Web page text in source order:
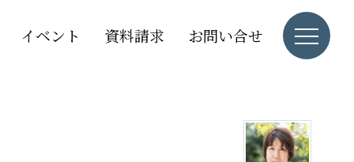
イベント 資料請求 お問い合せ